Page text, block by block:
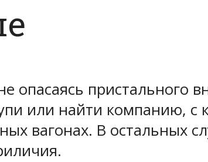
опасаясь пристального
или найти компанию, с
вагонах. В остальных